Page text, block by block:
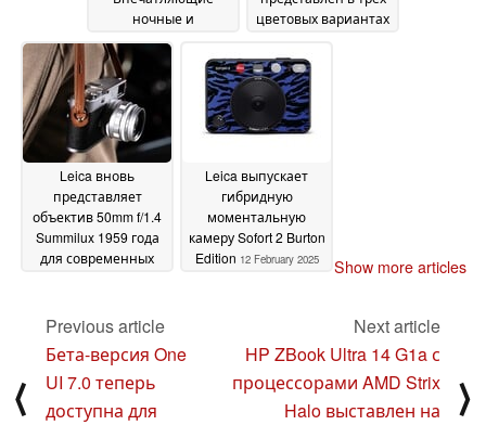
ночные и
портретные
фотографии
25 February
2025
цветовых вариантах
Leica вновь
представляет
объектив 50mm f/1.4
Summilux 1959 года
для современных
Leica выпускает
гибридную
моментальную
камеру Sofort 2 Burton
Edition 12 February 2025 Show more articles
⟨
Previous article
Бета-версия One
UI 7.0 теперь
доступна для
Next article
HP ZBook Ultra 14 G1a с
процессорами AMD Strix
Halo выставлен на
⟩